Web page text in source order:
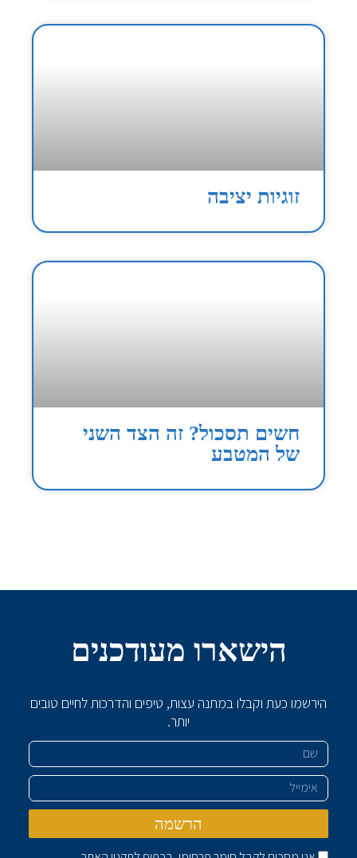
זוגיות יציבה
חשים תסכול? זה הצד השני
של המטבע
הישארו מעודכנים
הירשמו כעת וקבלו במתנה עצות, טיפים והדרכות לחיים טובים
יותר.
שם
אימייל
הרשמה